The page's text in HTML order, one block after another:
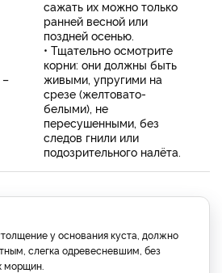
–
сажать их можно только
ранней весной или
поздней осенью.
• Тщательно осмотрите
корни: они должны быть
живыми, упругими на
срезе (желтовато-
белыми), не
пересушенными, без
следов гнили или
подозрительного налёта.
у основания куста, должно
слегка одревесневшим, без
морщин.